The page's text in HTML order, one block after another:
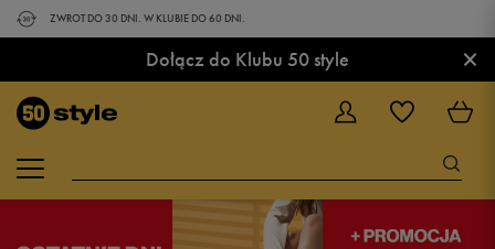
ZWROT DO 30 DNI. W KLUBIE DO 60 DNI.
Dołącz do Klubu 50 style ×